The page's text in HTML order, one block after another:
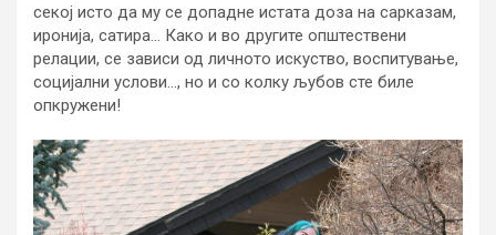
секој исто да му се допадне истата доза на сарказам,
иронија, сатира… Како и во другите општествени
релации, се зависи од личното искуство, воспитување,
социјални услови…, но и со колку љубов сте биле
опкружени!